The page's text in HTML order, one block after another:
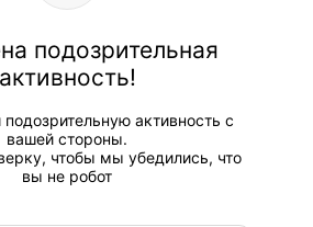
подозрительная
активность!
активность с
вашей стороны.
чтобы мы убедились, что
вы не робот